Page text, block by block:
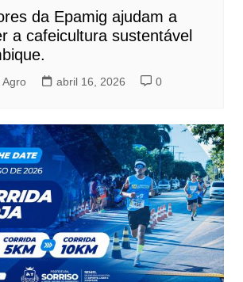
da Epamig ajudam a
a cafeicultura sustentável
Agro abril 16, 2026 0